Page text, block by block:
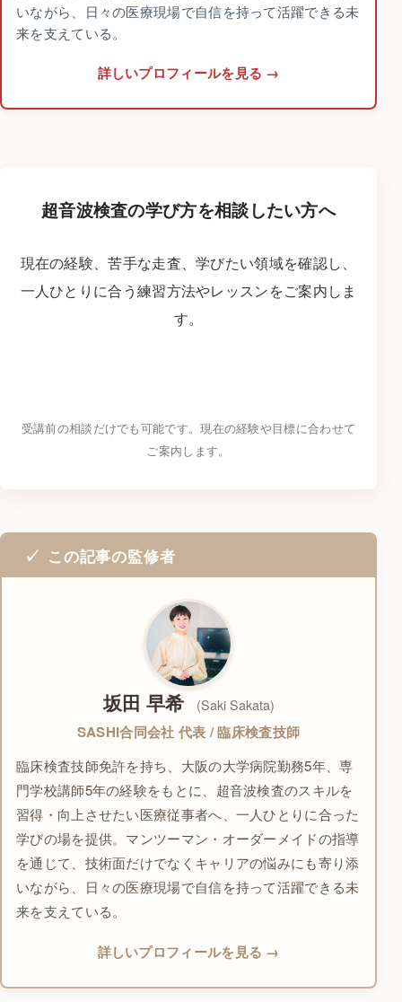
いながら、日々の医療現場で自信を持って活躍できる未
来を支えている。
詳しいプロフィールを見る
超音波検査の学び方を相談したい方へ
現在の経験、苦手な走査、学びたい領域を確認し、
一人ひとりに合う練習方法やレッスンをご案内しま
す。
受講前の相談だけでも可能です。現在の経験や目標に合わせて
ご案内します。
この記事の監修者
坂田 早希 (Saki Sakata)
SASHI合同会社 代表 / 臨床検査技師
臨床検査技師免許を持ち、大阪の大学病院勤務5年、専
門学校講師5年の経験をもとに、超音波検査のスキルを
習得・向上させたい医療従事者へ、一人ひとりに合った
学びの場を提供。マンツーマン・オーダーメイドの指導
を通じて、技術面だけでなくキャリアの悩みにも寄り添
いながら、日々の医療現場で自信を持って活躍できる未
来を支えている。
詳しいプロフィールを見る